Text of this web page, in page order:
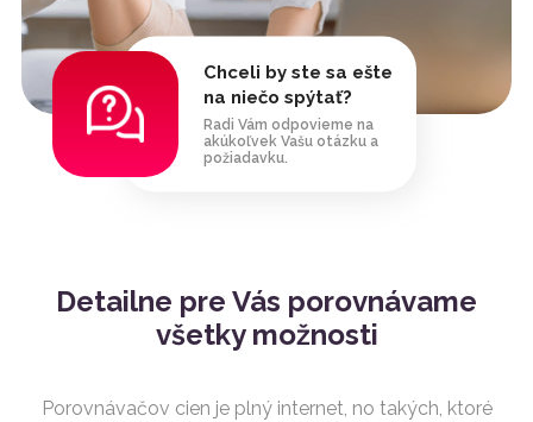
Chceli by ste sa ešte
na niečo spýtať?
Radi Vám odpovieme na
akúkoľvek Vašu otázku a
požiadavku.
Detailne pre Vás porovnávame
všetky možnosti
Porovnávačov cien je plný internet, no takých, ktoré